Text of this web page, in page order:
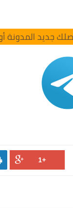
جديد المدونة